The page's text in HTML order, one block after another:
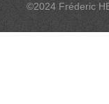
©2024 Fréderic